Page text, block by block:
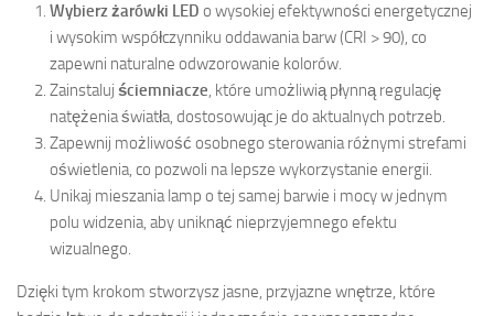
Wybierz żarówki LED o wysokiej efektywności energetycznej
i wysokim współczynniku oddawania barw (CRI > 90), co
zapewni naturalne odwzorowanie kolorów.
Zainstaluj ściemniacze, które umożliwią płynną regulację
natężenia światła, dostosowując je do aktualnych potrzeb.
Zapewnij możliwość osobnego sterowania różnymi strefami
oświetlenia, co pozwoli na lepsze wykorzystanie energii.
Unikaj mieszania lamp o tej samej barwie i mocy w jednym
polu widzenia, aby uniknąć nieprzyjemnego efektu
wizualnego.
Dzięki tym krokom stworzysz jasne, przyjazne wnętrze, które